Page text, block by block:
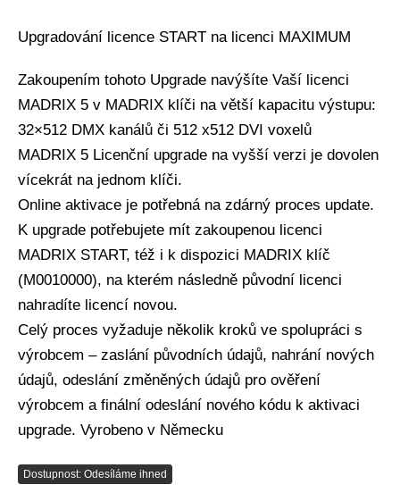
Upgradování licence START na licenci MAXIMUM
Zakoupením tohoto Upgrade navýšíte Vaší licenci
MADRIX 5 v MADRIX klíči na větší kapacitu výstupu:
32×512 DMX kanálů či 512 x512 DVI voxelů
MADRIX 5 Licenční upgrade na vyšší verzi je dovolen
vícekrát na jednom klíči.
Online aktivace je potřebná na zdárný proces update.
K upgrade potřebujete mít zakoupenou licenci
MADRIX START, též i k dispozici MADRIX klíč
(M0010000), na kterém následně původní licenci
nahradíte licencí novou.
Celý proces vyžaduje několik kroků ve spolupráci s
výrobcem – zaslání původních údajů, nahrání nových
údajů, odeslání změněných údajů pro ověření
výrobcem a finální odeslání nového kódu k aktivaci
upgrade. Vyrobeno v Německu
Dostupnost: Odesíláme ihned